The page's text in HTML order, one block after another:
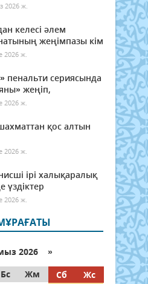
2026 ж.
келесі әлем
жеңімпазы кім
2026 ж.
пенальти сериясында
жеңіп,
2026 ж.
қос алтын
2026 ж.
ірі халықаралық
үздіктер
2026 ж.
2026 »
Бс Жм Сб
Жс